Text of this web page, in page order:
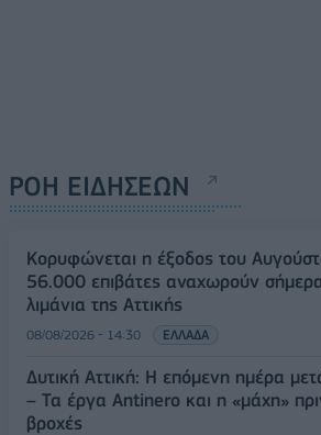
ΡΟΗ ΕΙΔΗΣΕΩΝ
Κορυφώνεται η έξοδος του
56.000 επιβάτες αναχωρούν
λιμάνια της Αττικής
08/08/2026 - 14:30 ΕΛΛΑΔΑ
Δυτική Αττική: Η επόμενη ημέρα
– Τα έργα Antinero και η «μάχη»
βροχές